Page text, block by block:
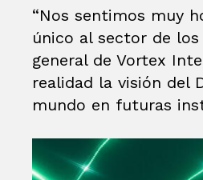
“Nos sentimos muy
único al sector de
general de Vortex
realidad la visión del
mundo en futuras